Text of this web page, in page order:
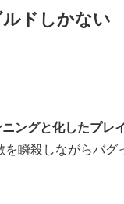
ドしかない
ングと化したプレ
瞬殺しながらバ